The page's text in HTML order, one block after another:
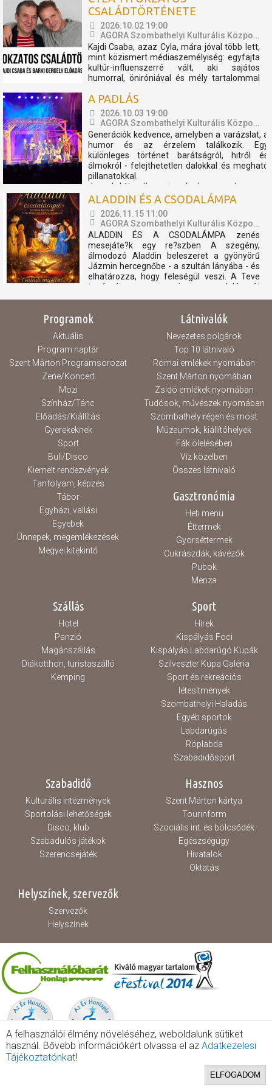
megtapasztalt sikerek mentén úgy
döntöttek, hogy az előadást folytatólagosan
2026-ban is bemutatóra tűzik. A...
CSALÁDTÖRTÉNETE
2026.10.02 19:00
AGORA Szombathelyi Kulturális Központ
Kajdi Csaba, azaz Cyla, mára jóval több lett,
mint közismert médiaszemélyiség: egyfajta
kultúr-influenszerré vált, aki sajátos
humorral, öniróniával és mély tartalommal
történelem és az emberi sorsok világába.
Hét évvel ezelőtt találkozott Barki Gergely
művészettörténésszel,...
A PADLÁS
2026.10.03 19:00
AGORA Szombathelyi Kulturális Központ
Generációk kedvence, amelyben a varázslat, a
humor és az érzelem találkozik. Egy
különleges történet barátságról, hitről és
álmokról - felejthetetlen dalokkal és megható
pillanatokkal.
Jegyek: https://www.jegy.hu/program/presser-
gabor-sztevanovity-dusan-horvath-peter-a-
padlas-153563?fbcli...
ALADDIN ÉS A CSODALÁMPA
2026.11.15 11:00
AGORA Szombathelyi Kulturális Központ
ALADDIN ÉS A CSODALÁMPA zenés
mesejáte?k egy re?szben A szegény,
álmodozó Aladdin beleszeret a gyönyörű
Jázmin hercegnőbe - a szultán lányába - és
elhatározza, hogy feleségül veszi. A Teve
tanácsára megszerzi a csodalámpát
Nagyvezírrel...
Programok
Aktuális
Program naptár
Szent Márton Programsorozat
Zene/Koncert
Mozi
Színház/Tánc
Előadás/Kiállítás
Gyerekeknek
Sport
Buli/Disco
Kiemelt rendezvények
Tanfolyam, képzés
Tábor
Egyházi, vallási
Egyebek
Ünnepek, megemlékezések
Megyei kitekintő
Látnivalók
Nevezetes polgárok
Top 10 látnivaló
Római emlékek nyomában
Szent Márton nyomában
Zsidó emlékek nyomában
Tudósok, művészek nyomában
Szombathely régen és most
Múzeumok, kiállítóhelyek
Fák ölelésében
Víz közelben
Összes látnivaló
Gasztronómia
Heti menü
Éttermek
Gyorséttermek
Cukrászdák, kávézók
Pubok
Menza
Szállás
Hotel
Panzió
Magánszállás
Diákotthon, turistaszálló
Kemping
Sport
Hírek
Kispályás Foci
Kispályás Labdarúgó Kupák
Szilveszter Kupa Galéria
Sport és rekreációs
létesítmények
Szombathelyi Haladás
Egyéb sportok
Labdarúgás
Röplabda
Szabadidősport
Szabadidő
Kulturális intézmények
Sportolási lehetőségek
Disco, klub
Szabadulós játékok
Szerencsejáték
Hasznos
Szent Márton kártya
Tourinform
Szociális int. és bölcsődék
Egészségügy
Hivatalok
Oktatás
Helyszínek, szervezők
Szervezők
Helyszínek
A felhasználói élmény növeléséhez, weboldalunk sütiket
használ. Bővebb információkért olvassa el az Adatkezelesi
Tájékoztatónkat!
ELFOGADOM